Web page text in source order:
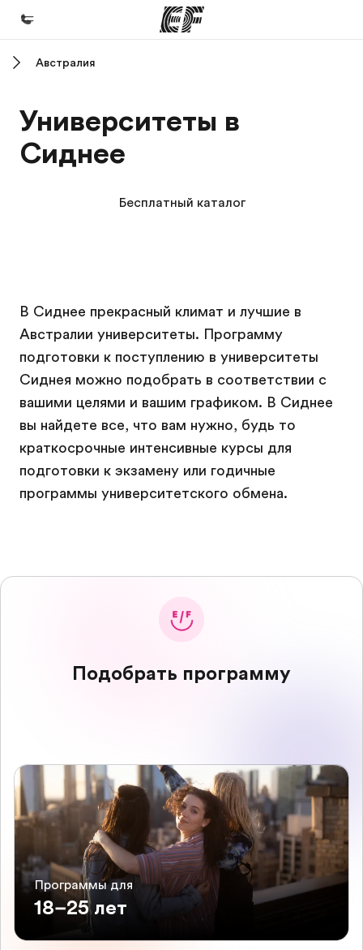
Программы
Все курсы и программы EF
Карьера
Присоединиться к нашей команде
Австралия
Университеты в
Сиднее
Бесплатный каталог
В Сиднее прекрасный климат и лучшие в
Австралии университеты. Программу
подготовки к поступлению в университеты
Сиднея можно подобрать в соответствии с
вашими целями и вашим графиком. В Сиднее
вы найдете все, что вам нужно, будь то
краткосрочные интенсивные курсы для
подготовки к экзамену или годичные
программы университетского обмена.
Подобрать программу
Программы для
18–25 лет